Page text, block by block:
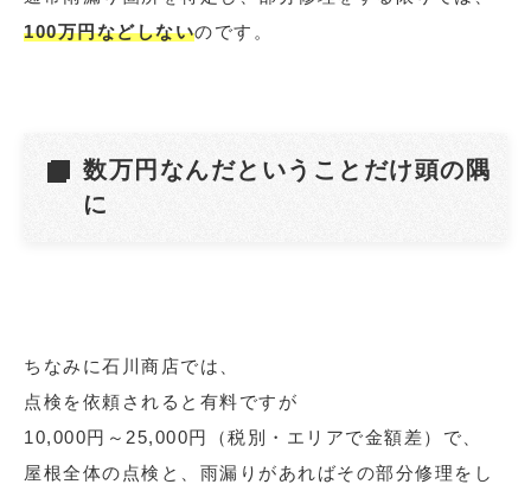
100万円などしないのです。
数万円なんだということだけ頭の隅
に
ちなみに石川商店では、
点検を依頼されると有料ですが
10,000円～25,000円（税別・エリアで金額差）で、
屋根全体の点検と、雨漏りがあればその部分修理をし